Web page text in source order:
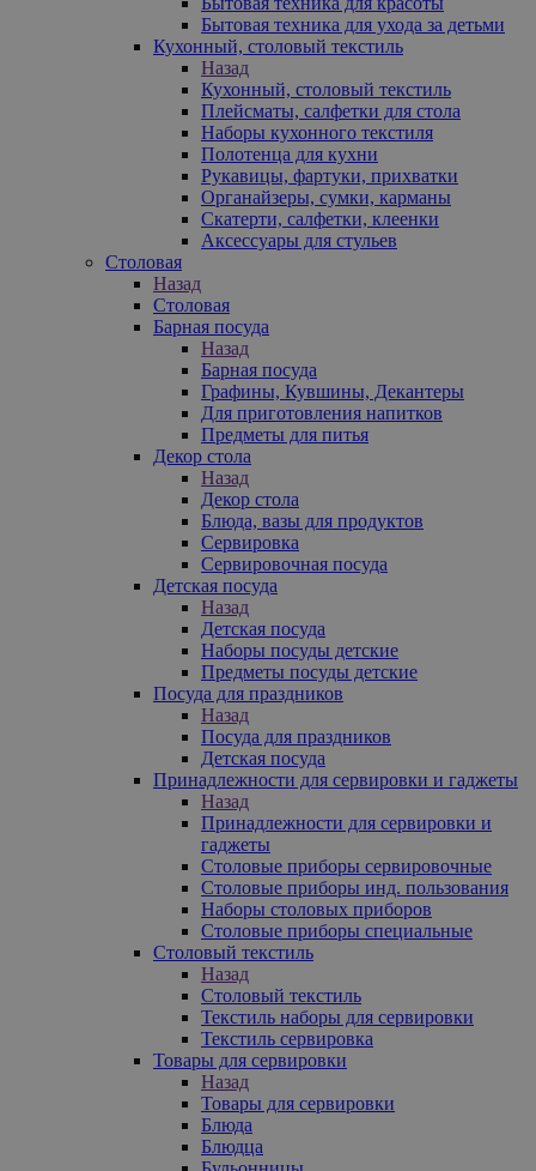
Бытовая техника для ухода за детьми
Кухонный, столовый текстиль
Назад
Кухонный, столовый текстиль
Плейсматы, салфетки для стола
Наборы кухонного текстиля
Полотенца для кухни
Рукавицы, фартуки, прихватки
Органайзеры, сумки, карманы
Скатерти, салфетки, клеенки
Аксессуары для стульев
Столовая
Назад
Столовая
Барная посуда
Назад
Барная посуда
Графины, Кувшины, Декантеры
Для приготовления напитков
Предметы для питья
Декор стола
Назад
Декор стола
Блюда, вазы для продуктов
Сервировка
Сервировочная посуда
Детская посуда
Назад
Детская посуда
Наборы посуды детские
Предметы посуды детские
Посуда для праздников
Назад
Посуда для праздников
Детская посуда
Принадлежности для сервировки и гаджеты
Назад
Принадлежности для сервировки и
гаджеты
Столовые приборы сервировочные
Столовые приборы инд. пользования
Наборы столовых приборов
Столовые приборы специальные
Столовый текстиль
Назад
Столовый текстиль
Текстиль наборы для сервировки
Текстиль сервировка
Товары для сервировки
Назад
Товары для сервировки
Блюда
Блюдца